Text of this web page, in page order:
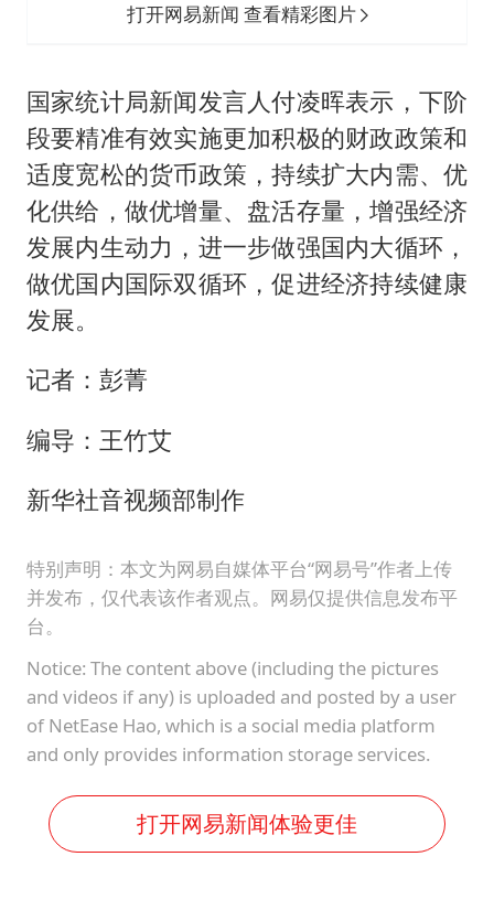
打开网易新闻 查看精彩图片
国家统计局新闻发言人付凌晖表示，下阶
段要精准有效实施更加积极的财政政策和
适度宽松的货币政策，持续扩大内需、优
化供给，做优增量、盘活存量，增强经济
发展内生动力，进一步做强国内大循环，
做优国内国际双循环，促进经济持续健康
发展。
记者：彭菁
编导：王竹艾
新华社音视频部制作
特别声明：本文为网易自媒体平台“网易号”作者上传
并发布，仅代表该作者观点。网易仅提供信息发布平
台。
Notice: The content above (including the pictures
and videos if any) is uploaded and posted by a user
of NetEase Hao, which is a social media platform
and only provides information storage services.
打开网易新闻体验更佳